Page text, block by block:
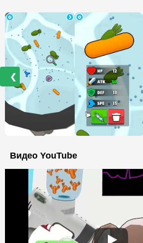
❮
Видео YouTube